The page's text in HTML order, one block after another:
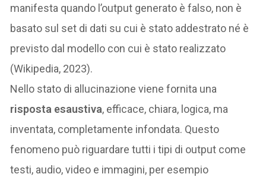
manifesta quando l’output generato è falso, non è
basato sul set di dati su cui è stato addestrato né è
previsto dal modello con cui è stato realizzato
(Wikipedia, 2023).
Nello stato di allucinazione viene fornita una
risposta esaustiva, efficace, chiara, logica, ma
inventata, completamente infondata. Questo
fenomeno può riguardare tutti i tipi di output come
testi, audio, video e immagini, per esempio